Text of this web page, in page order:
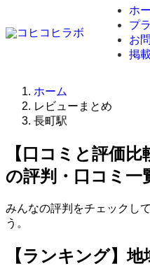
ホ
プ
お
掲
ホーム
レビューまとめ
長町駅
【口コミと評価比
の評判・口コミ一
みんなの評判をチェックし
う。
【ランキング】